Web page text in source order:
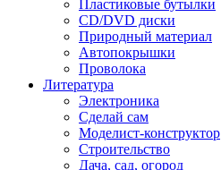
Пластиковые бутылки
CD/DVD диски
Природный материал
Автопокрышки
Проволока
Литература
Электроника
Сделай сам
Моделист-конструктор
Строительство
Дача, сад, огород